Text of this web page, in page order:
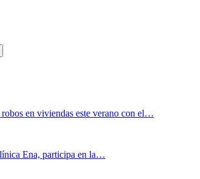
en viviendas este verano con el…
Ena, participa en la…